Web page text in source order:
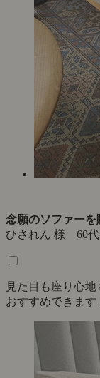
念願のソファーを
ひされん 様 60
見た目も座り心地
おすすめできます